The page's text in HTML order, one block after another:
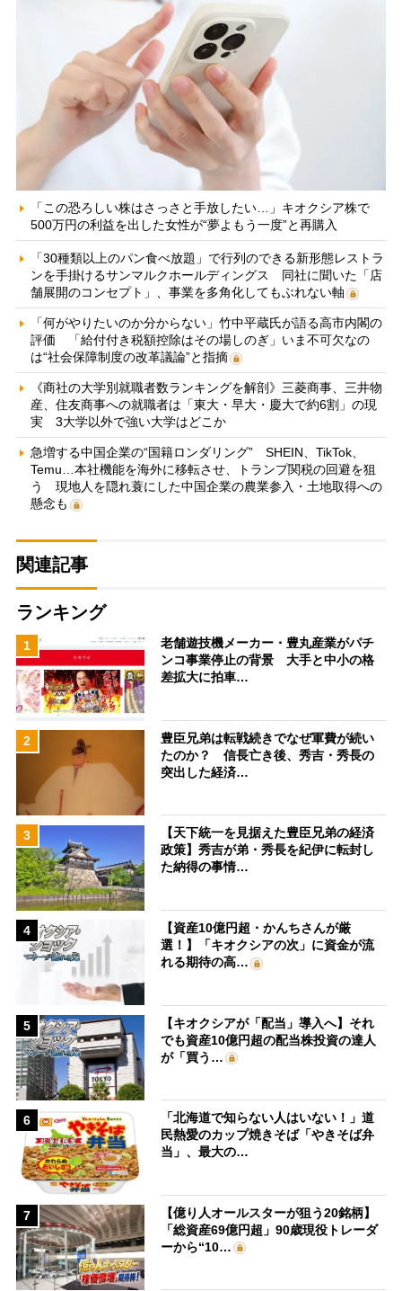
「この恐ろしい株はさっさと手放したい…」キオクシア株で
500万円の利益を出した女性が“夢よもう一度”と再購入
「30種類以上のパン食べ放題」で行列のできる新形態レストラ
ンを手掛けるサンマルクホールディングス 同社に聞いた「店
舗展開のコンセプト」、事業を多角化してもぶれない軸
「何がやりたいのか分からない」竹中平蔵氏が語る高市内閣の
評価 「給付付き税額控除はその場しのぎ」いま不可欠なの
は“社会保障制度の改革議論”と指摘
《商社の大学別就職者数ランキングを解剖》三菱商事、三井物
産、住友商事への就職者は「東大・早大・慶大で約6割」の現
実 3大学以外で強い大学はどこか
急増する中国企業の“国籍ロンダリング” SHEIN、TikTok、
Temu…本社機能を海外に移転させ、トランプ関税の回避を狙
う 現地人を隠れ蓑にした中国企業の農業参入・土地取得への
懸念も
関連記事
ランキング
1
老舗遊技機メーカー・豊丸産業がパチ
ンコ事業停止の背景 大手と中小の格
差拡大に拍車…
2
豊臣兄弟は転戦続きでなぜ軍費が続い
たのか？ 信長亡き後、秀吉・秀長の
突出した経済…
3
【天下統一を見据えた豊臣兄弟の経済
政策】秀吉が弟・秀長を紀伊に転封し
た納得の事情…
4
【資産10億円超・かんちさんが厳
選！】「キオクシアの次」に資金が流
れる期待の高…
5
【キオクシアが「配当」導入へ】それ
でも資産10億円超の配当株投資の達人
が「買う…
6
「北海道で知らない人はいない！」道
民熱愛のカップ焼きそば「やきそば弁
当」、最大の…
7
【億り人オールスターが狙う20銘柄】
「総資産69億円超」90歳現役トレーダ
ーから“10…